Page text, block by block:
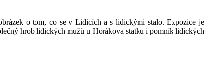
o tom, co se v Lidicích a s lidickými stalo. Expozice je
hrob lidických mužů u Horákova statku i pomník lidických